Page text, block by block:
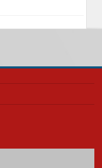
Mackenzie
tecnologias em